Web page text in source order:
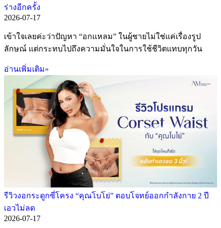
ร่างอีกครั้ง
2026-07-17
เข้าใจเลยค่ะว่าปัญหา “อกแหลม” ในผู้ชายไม่ใช่แค่เรื่องรูป
ลักษณ์ แต่กระทบไปถึงความมั่นใจในการใช้ชีวิตแทบทุกวัน
อ่านเพิ่มเติม»
รีวิวงอกระดูกซี่โครง “คุณโบโย่” ตอบโจทย์ออกกำลังกาย 2 ปี
เอวไม่ลด
2026-07-17